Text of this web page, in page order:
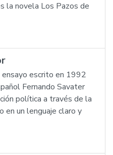
la novela Los Pazos de
escrito en 1992
Fernando Savater
política a través de la
en un lenguaje claro y